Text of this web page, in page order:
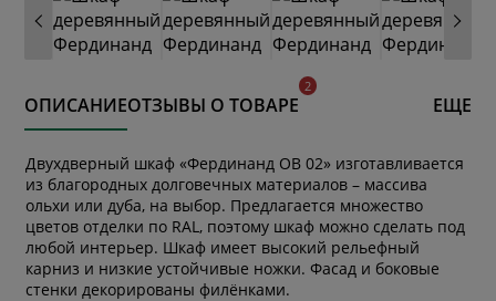
ОПИСАНИЕОТЗЫВЫ О ТОВАРЕ ЕЩЕ
Двухдверный шкаф «Фердинанд ОВ 02» изготавливается
из благородных долговечных материалов – массива
ольхи или дуба, на выбор. Предлагается множество
цветов отделки по RAL, поэтому шкаф можно сделать под
любой интерьер. Шкаф имеет высокий рельефный
карниз и низкие устойчивые ножки. Фасад и боковые
стенки декорированы филёнками.